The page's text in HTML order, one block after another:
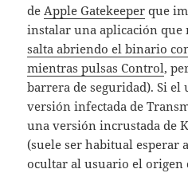
de Apple Gatekeeper que
instalar una aplicación que
salta abriendo el binario
mientras pulsas Control,
barrera de seguridad). Si
versión infectada de
una versión incrustada de
(suele ser habitual esperar
ocultar al usuario el origen